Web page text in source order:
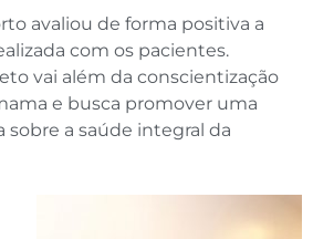
avaliou de forma positiva a
com os pacientes.
vai além da conscientização
e busca promover uma
sobre a saúde integral da